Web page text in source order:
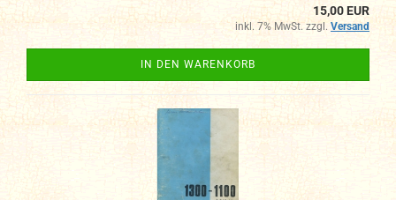
15,00 EUR
inkl. 7% MwSt. zzgl. Versand
IN DEN WARENKORB